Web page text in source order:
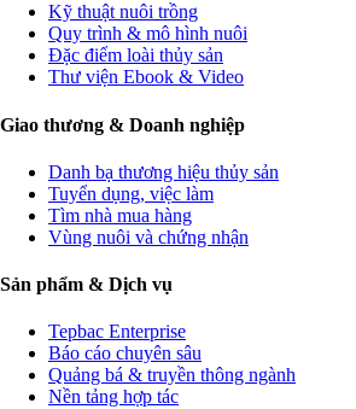
Kỹ thuật nuôi trồng
Quy trình & mô hình nuôi
Đặc điểm loài thủy sản
Thư viện Ebook & Video
Giao thương & Doanh nghiệp
Danh bạ thương hiệu thủy sản
Tuyển dụng, việc làm
Tìm nhà mua hàng
Vùng nuôi và chứng nhận
Sản phẩm & Dịch vụ
Tepbac Enterprise
Báo cáo chuyên sâu
Quảng bá & truyền thông ngành
Nền tảng hợp tác